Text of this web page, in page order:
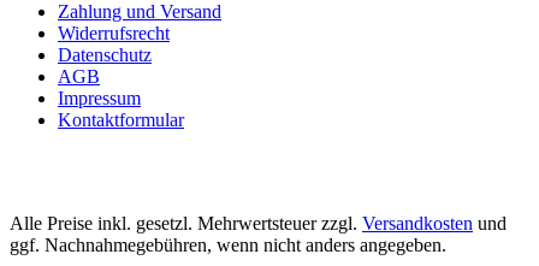
Zahlung und Versand
Widerrufsrecht
Datenschutz
AGB
Impressum
Kontaktformular
Alle Preise inkl. gesetzl. Mehrwertsteuer zzgl. Versandkosten und
ggf. Nachnahmegebühren, wenn nicht anders angegeben.